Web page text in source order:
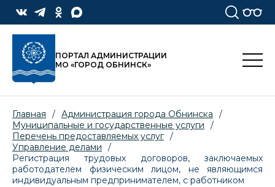
ПОРТАЛ АДМИНИСТРАЦИИ
МО «ГОРОД ОБНИНСК»
Главная / Администрация города Обнинска
/
Муниципальные и государственные услуги
/
Перечень предоставляемых услуг /
Управление делами
/
Регистрация трудовых договоров, заключаемых
работодателем физическим лицом, не являющимся
индивидуальным предпринимателем, с работником